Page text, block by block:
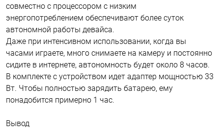
совместно с процессором с низким
энергопотреблением обеспечивают более суток
автономной работы девайса.
Даже при интенсивном использовании, когда вы
часами играете, много снимаете на камеру и постоянно
сидите в интернете, автономность будет около 8 часов.
В комплекте с устройством идет адаптер мощностью 33
Вт. Чтобы полностью зарядить батарею, ему
понадобится примерно 1 час.
Вывод